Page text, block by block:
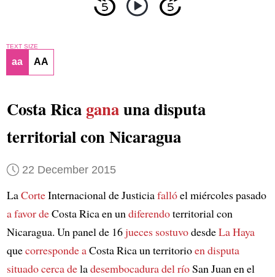
TEXT SIZE
aa AA
Costa Rica ganauna disputa
territorial con Nicaragua
22 December 2015
LaCorteInternacional de Justiciafallóel miércoles pasado
a favor deCosta Rica en undiferendoterritorial con
Nicaragua. Un panel de 16jueces sostuvodesdeLa Haya
quecorresponde aCosta Rica un territorioen disputa
situado cerca deladesembocadura del ríoSan Juan en el